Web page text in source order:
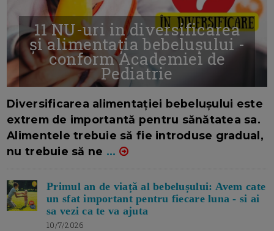
11 NU-uri in diversificarea
și alimentația bebelușului -
conform Academiei de
Pediatrie
Diversificarea alimentației bebelușului este
extrem de importantă pentru sănătatea sa.
Alimentele trebuie să fie introduse gradual,
nu trebuie să ne ...
Primul an de viață al bebelușului: Avem cate
un sfat important pentru fiecare luna - si ai
sa vezi ca te va ajuta
10/7/2026